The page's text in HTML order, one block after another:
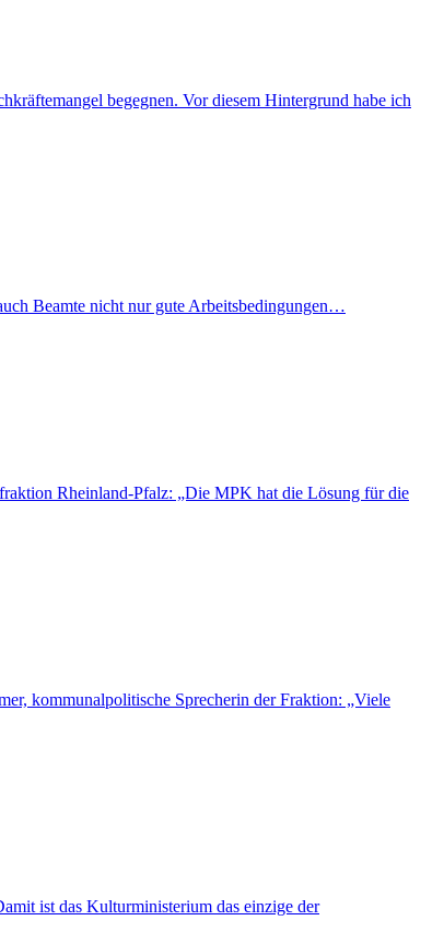
begegnen. Vor diesem Hintergrund habe ich
Beamte nicht nur gute Arbeitsbedingungen…
Rheinland-Pfalz: „Die MPK hat die Lösung für die
kommunalpolitische Sprecherin der Fraktion: „Viele
ist das Kulturministerium das einzige der